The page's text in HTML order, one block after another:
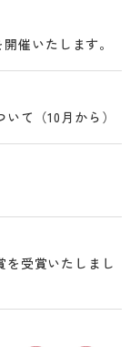
催いたします。
て（10月から）
を受賞いたしまし